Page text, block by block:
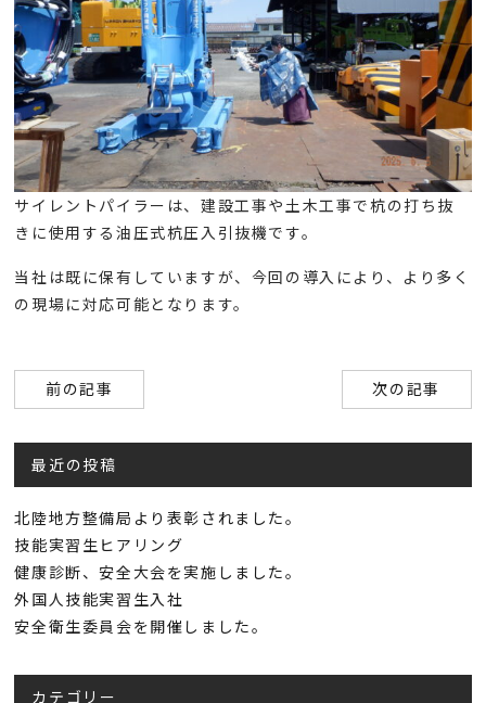
サイレントパイラーは、建設工事や土木工事で杭の打ち抜
きに使用する油圧式杭圧入引抜機です。
当社は既に保有していますが、今回の導入により、より多く
の現場に対応可能となります。
前の記事 次の記事
最近の投稿
北陸地方整備局より表彰されました。
技能実習生ヒアリング
健康診断、安全大会を実施しました。
外国人技能実習生入社
安全衛生委員会を開催しました。
カテゴリー